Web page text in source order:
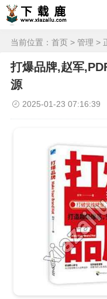
当前位置： 首页 > 管理 >
打爆品牌,赵军
源
2025-01-23 07:16:39